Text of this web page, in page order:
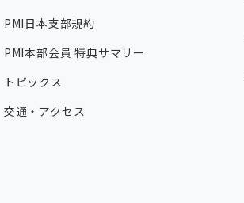
PMI日本支部規約
PMI本部会員 特典サマリー
トピックス
交通・アクセス